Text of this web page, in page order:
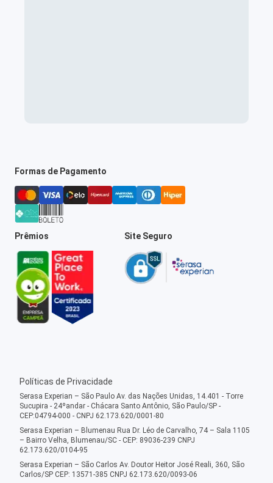
Formas de Pagamento
Prêmios Site Seguro
Políticas de Privacidade
Serasa Experian – São Paulo Av. das Nações Unidas, 14.401 - Torre
Sucupira - 24ºandar - Chácara Santo Antônio, São Paulo/SP -
CEP:04794-000 - CNPJ 62.173.620/0001-80
Serasa Experian – Blumenau Rua Dr. Léo de Carvalho, 74 – Sala 1105
– Bairro Velha, Blumenau/SC - CEP: 89036-239 CNPJ
62.173.620/0104-95
Serasa Experian – São Carlos Av. Doutor Heitor José Reali, 360, São
Carlos/SP CEP: 13571-385 CNPJ 62.173.620/0093-06